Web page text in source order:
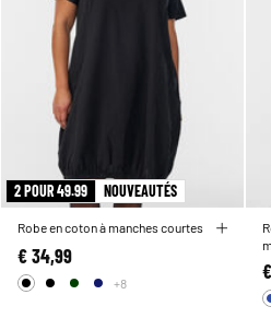
2 POUR 49.99 NOUVEAUTÉS
Robe en coton à manches courtes
€ 34,99
+8